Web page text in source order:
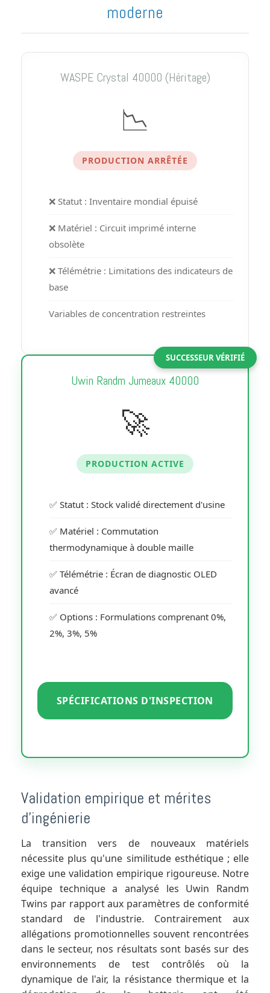
moderne
WASPE Crystal 40000 (Héritage)
📉
PRODUCTION ARRÊTÉE
❌ Statut : Inventaire mondial épuisé
❌ Matériel : Circuit imprimé interne
obsolète
❌ Télémétrie : Limitations des indicateurs de
base
Variables de concentration restreintes
SUCCESSEUR VÉRIFIÉ
Uwin Randm Jumeaux 40000
🚀
PRODUCTION ACTIVE
✅ Statut : Stock validé directement d'usine
✅ Matériel : Commutation
thermodynamique à double maille
✅ Télémétrie : Écran de diagnostic OLED
avancé
✅ Options : Formulations comprenant 0%,
2%, 3%, 5%
SPÉCIFICATIONS D'INSPECTION
Validation empirique et mérites
d'ingénierie
La transition vers de nouveaux matériels
nécessite plus qu'une similitude esthétique ; elle
exige une validation empirique rigoureuse. Notre
équipe technique a analysé les Uwin Randm
Twins par rapport aux paramètres de conformité
standard de l'industrie. Contrairement aux
allégations promotionnelles souvent rencontrées
dans le secteur, nos résultats sont basés sur des
environnements de test contrôlés où la
dynamique de l'air, la résistance thermique et la